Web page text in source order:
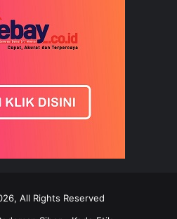
All Rights Reserved